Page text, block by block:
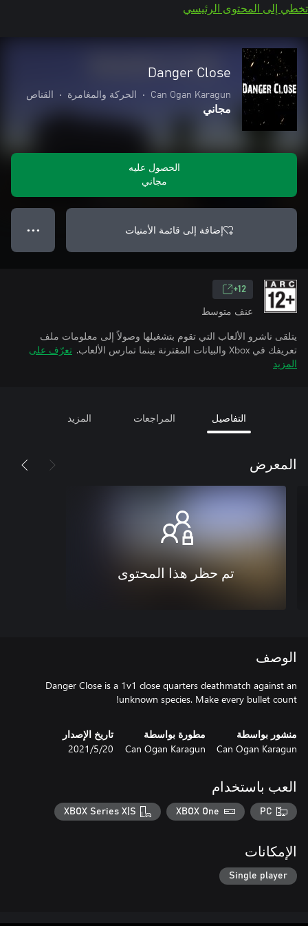
تخطي إلى المحتوى الرئيسي
Danger Close
Can Ogan Karagun
• الحركة والمغامرة • القناص
مجاني
الحصول عليه
مجاني
إضافة إلى قائمة الأمنيات ● ● ●
12+
عنف متوسط
يتلقى ناشرو الألعاب التي تقوم بتشغيلها وصولاً إلى معلومات ملف
تعريفك في Xbox والبيانات المقترنة بينما تمارس الألعاب.
تعرّف على
المزيد
التفاصيل المراجعات المزيد
المعرض
تم حظر هذا المحتوى
الوصف
Danger Close is a 1v1 close quarters deathmatch against an
unknown species. Make every bullet count!
منشور بواسطة
Can Ogan Karagun
مطورة بواسطة
Can Ogan Karagun
تاريخ الإصدار
20‏/5‏/2021
العب باستخدام
PC
XBOX One
XBOX Series X|S
الإمكانات
Single player